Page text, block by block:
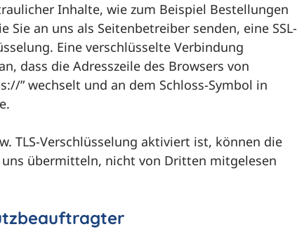
Inhalte, wie zum Beispiel Bestellungen
Sie an uns als Seitenbetreiber senden, eine SSL-
Eine verschlüsselte Verbindung
dass die Adresszeile des Browsers von
” wechselt und an dem Schloss-Symbol in
TLS-Verschlüsselung aktiviert ist, können die
uns übermitteln, nicht von Dritten mitgelesen